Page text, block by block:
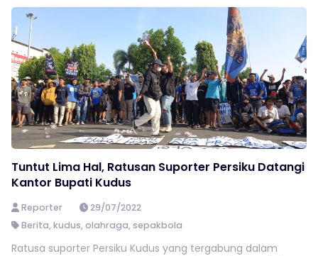
Tuntut Lima Hal, Ratusan Suporter Persiku Datangi
Kantor Bupati Kudus
Reporter
29/07/2022
Berita, kudus, olahraga, sepakbola
Ratusa suporter Persiku Kudus yang tergabung dalam